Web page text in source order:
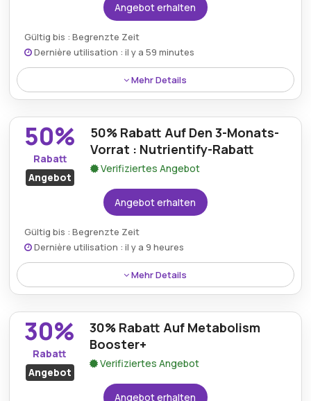
Art des Angebots:Zeitlich begrenztes Angebot
Kumulierbar:Kombinierbar mit anderen Aktionen
Bedingungen:Weitere Informationen finden Sie
in den Bedingungen auf der Website des Händlers.
Angebot erhalten
Gültig bis : Begrenzte Zeit
Dernière utilisation : il y a 59 minutes
Mehr Details
durch Nutrientify-Rabattangebote.
Mindestkaufbetrag:Bestellen sie über 49€
Berechtigung:
Art des Angebots:Zeitlich begrenztes Angebot
Kumulierbar:Kombinierbar mit anderen Aktionen
Bedingungen:Weitere Informationen finden Sie
in den Bedingungen auf der Website des Händlers.
50%
Rabatt
Angebot
50% Rabatt Auf Den 3-Monats-
Vorrat : Nutrientify-Rabatt
Verifiziertes Angebot
Angebot erhalten
Gültig bis : Begrenzte Zeit
Dernière utilisation : il y a 9 heures
Mehr Details
Rabatt eine Ersparnis von 50% auf den
Dreimonatsvorrat.
Mindestkaufbetrag:Kein Minimum erforderlich
Berechtigung:Für alle Kunden
30%
Rabatt
Angebot
30% Rabatt Auf Metabolism
Booster+
Verifiziertes Angebot
Angebot erhalten